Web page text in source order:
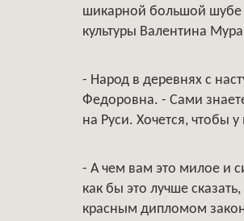
шикарной большой шубе
культуры Валентина
- Народ в деревнях с
Федоровна. - Сами
на Руси. Хочется, чтобы
- А чем вам это милое и
как бы это лучше
красным дипломом